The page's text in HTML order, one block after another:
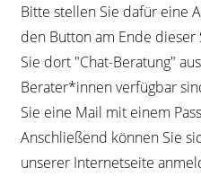
Bitte stellen Sie dafür eine
den Button am Ende dieser
Sie dort "Chat-Beratung"
Berater*innen verfügbar
Sie eine Mail mit einem
Anschließend können Sie
unserer Internetseite